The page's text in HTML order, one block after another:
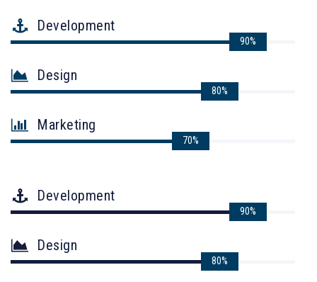
Development
90%
Design
80%
Marketing
70%
Development
90%
Design
80%